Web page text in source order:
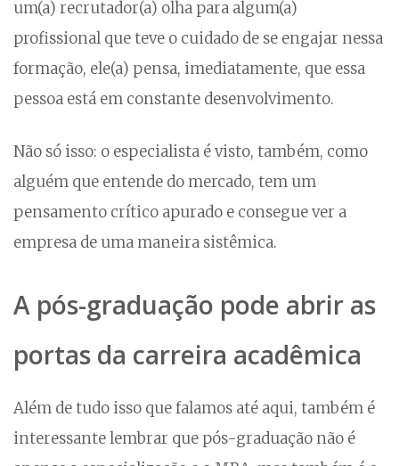
um(a) recrutador(a) olha para algum(a)
profissional que teve o cuidado de se engajar nessa
formação, ele(a) pensa, imediatamente, que essa
pessoa está em constante desenvolvimento.
Não só isso: o especialista é visto, também, como
alguém que entende do mercado, tem um
pensamento crítico apurado e consegue ver a
empresa de uma maneira sistêmica.
A pós-graduação pode abrir as
portas da carreira acadêmica
Além de tudo isso que falamos até aqui, também é
interessante lembrar que pós-graduação não é